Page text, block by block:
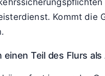
Kommt die
einen Teil des Flurs